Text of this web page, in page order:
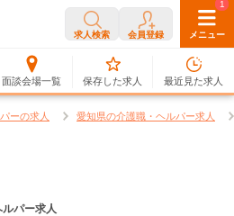
求人検索 会員登録 メニュー
面談会場一覧
0
保存した求人
1
最近見た求人
ーの求人 愛知県の介護職・ヘルパー求人
パー求人